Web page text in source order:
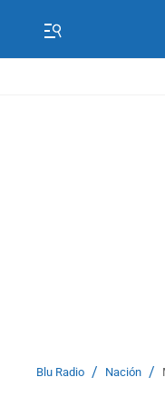
Blu Radio / Nación /